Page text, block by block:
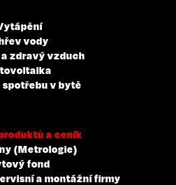
vody
zdravý vzduch
v bytě
a ceník
(Metrologie)
fond
a montážní firmy